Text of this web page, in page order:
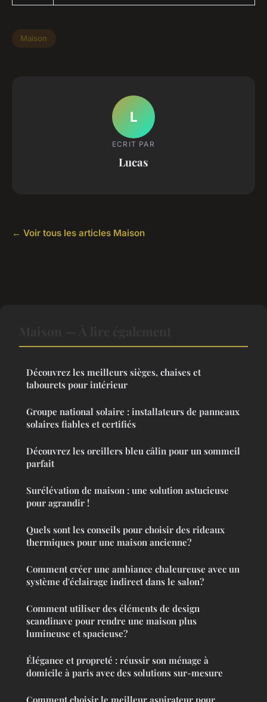
Maison
L
ECRIT PAR
Lucas
← Voir tous les articles Maison
Découvrez les meilleurs sièges, chaises et
tabourets pour intérieur
Groupe national solaire : installateurs de panneaux
solaires fiables et certifiés
Découvrez les oreillers bleu câlin pour un sommeil
parfait
Surélévation de maison : une solution astucieuse
pour agrandir !
Quels sont les conseils pour choisir des rideaux
thermiques pour une maison ancienne?
Comment créer une ambiance chaleureuse avec un
système d'éclairage indirect dans le salon?
Comment utiliser des éléments de design
scandinave pour rendre une maison plus
lumineuse et spacieuse?
Élégance et propreté : réussir son ménage à
domicile à paris avec des solutions sur-mesure
Comment choisir le meilleur aspirateur pour